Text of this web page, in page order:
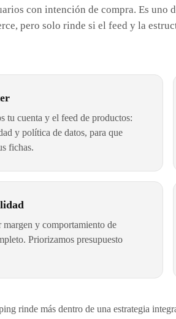
con intención de compra. Es uno
pero solo rinde si el feed y la
tu cuenta y el feed de productos:
y política de datos, para que
fichas.
margen y comportamiento de
Priorizamos presupuesto
rinde más dentro de una estrategia